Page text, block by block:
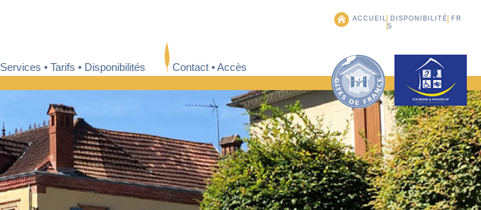
Services • Tarifs • Disponibilités Contact • Accès
ACCUEIL FR
DISPONIBILITÉ
S